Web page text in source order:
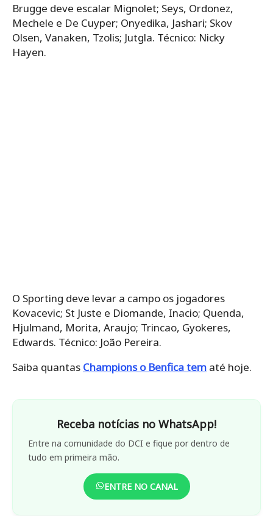
Brugge deve escalar Mignolet; Seys, Ordonez,
Mechele e De Cuyper; Onyedika, Jashari; Skov
Olsen, Vanaken, Tzolis; Jutgla. Técnico: Nicky
Hayen.
O Sporting deve levar a campo os jogadores
Kovacevic; St Juste e Diomande, Inacio; Quenda,
Hjulmand, Morita, Araujo; Trincao, Gyokeres,
Edwards. Técnico: João Pereira.
Saiba quantas Champions o Benfica tem até hoje.
Receba notícias no WhatsApp!
Entre na comunidade do DCI e fique por dentro de
tudo em primeira mão.
ENTRE NO CANAL